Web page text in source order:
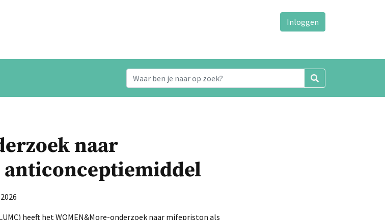
Inloggen
naar
heeft het WOMEN&More-onderzoek naar mifepriston als